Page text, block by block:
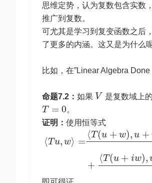
思维定势，认为复数包含实数
推广到复数。
可尤其是学习到复变函数之后
了更多的内涵。这又是为什么
比如，在”Linear Algebra
命题7.2： 如果 V 是复数域上
T = 0。
证明： 使用恒等式
⟨T u, w⟩ =
⟨T (u + w), u +
+
⟨T (u + iw),